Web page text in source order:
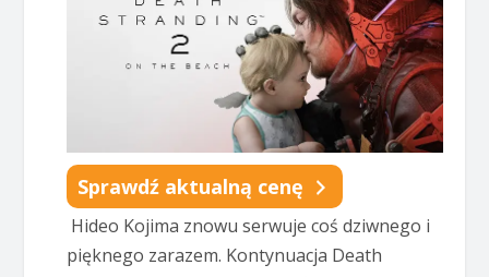
Sprawdź aktualną cenę
Hideo Kojima znowu serwuje coś dziwnego i
pięknego zarazem. Kontynuacja Death